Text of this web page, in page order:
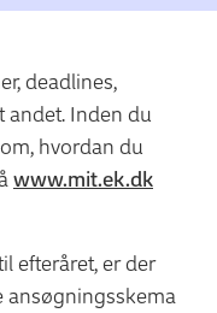
deadlines,
andet. Inden du
hvordan du
www.mit.ek.dk
efteråret, er der
ansøgningsskema